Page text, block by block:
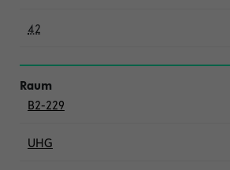
42
B2-229
UHG